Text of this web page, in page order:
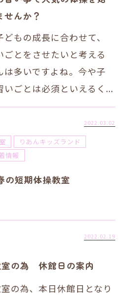
せんか？
どもの成長に合わせて、
ごとをさせたいと考える
は多いですよね。今や子
いごとは必須といえるく...
2022.03.02
りあんキッズランド
情報
の短期体操教室
2022.02.19
室の為 休館日の案内
の為、本日休館日となり